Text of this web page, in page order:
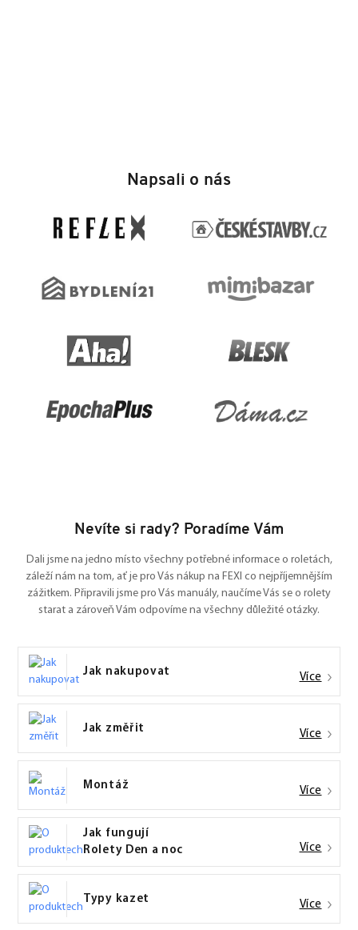
Napsali o nás
Nevíte si rady? Poradíme Vám
Dali jsme na jedno místo všechny potřebné informace o roletách,
záleží nám na tom, ať je pro Vás nákup na FEXI co nejpříjemnějším
zážitkem. Připravili jsme pro Vás manuály, naučíme Vás se o rolety
starat a zároveň Vám odpovíme na všechny důležité otázky.
Jak nakupovat Více
Jak změřit Více
Montáž Více
Jak fungují
Rolety Den a noc
Více
Typy kazet Více